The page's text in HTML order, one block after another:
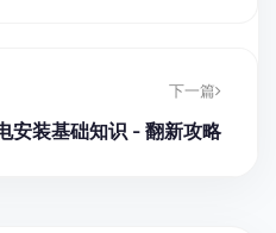
下一篇
安装基础知识 - 翻新攻略